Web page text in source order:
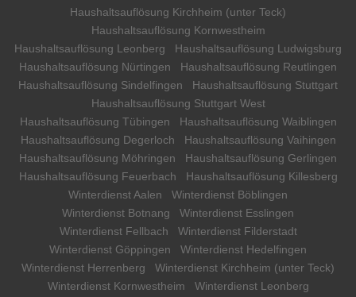
Haushaltsauflösung Kirchheim (unter Teck)
Haushaltsauflösung Kornwestheim
Haushaltsauflösung Leonberg
Haushaltsauflösung Ludwigsburg
Haushaltsauflösung Nürtingen
Haushaltsauflösung Reutlingen
Haushaltsauflösung Sindelfingen
Haushaltsauflösung Stuttgart
Haushaltsauflösung Stuttgart West
Haushaltsauflösung Tübingen
Haushaltsauflösung Waiblingen
Haushaltsauflösung Degerloch
Haushaltsauflösung Vaihingen
Haushaltsauflösung Möhringen
Haushaltsauflösung Gerlingen
Haushaltsauflösung Feuerbach
Haushaltsauflösung Killesberg
Winterdienst Aalen
Winterdienst Böblingen
Winterdienst Botnang
Winterdienst Esslingen
Winterdienst Fellbach
Winterdienst Filderstadt
Winterdienst Göppingen
Winterdienst Hedelfingen
Winterdienst Herrenberg
Winterdienst Kirchheim (unter Teck)
Winterdienst Kornwestheim
Winterdienst Leonberg